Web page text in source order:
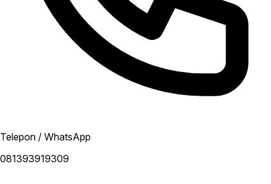
Telepon / WhatsApp
081393919309